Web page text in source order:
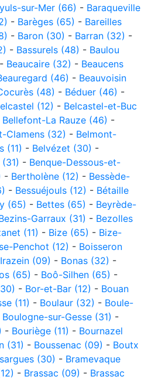
sur-Mer (66) - Baraqueville
- Barèges (65) - Bareilles
- Baron (30) - Barran (32) -
- Bassurels (48) - Baulou
- Beaucaire (32) - Beaucens
(46) - Beauvoisin
(48) - Béduer (46) -
(12) - Belcastel-et-Buc
Bellefont-La Rauze (46) -
Clamens (32) - Belmont-
(11) - Belvézet (30) -
- Benque-Dessous-et-
- Bertholène (12) - Bessède-
- Bessuéjouls (12) - Bétaille
(65) - Bettes (65) - Beyrède-
Garraux (31) - Bezolles
(11) - Bize (65) - Bize-
Penchot (12) - Boisseron
(09) - Bonas (32) -
(65) - Boô-Silhen (65) -
- Bor-et-Bar (12) - Bouan
(11) - Boulaur (32) - Boule-
Boulogne-sur-Gesse (31) -
- Bouriège (11) - Bournazel
(31) - Boussenac (09) - Boutx
(30) - Bramevaque
- Brassac (09) - Brassac